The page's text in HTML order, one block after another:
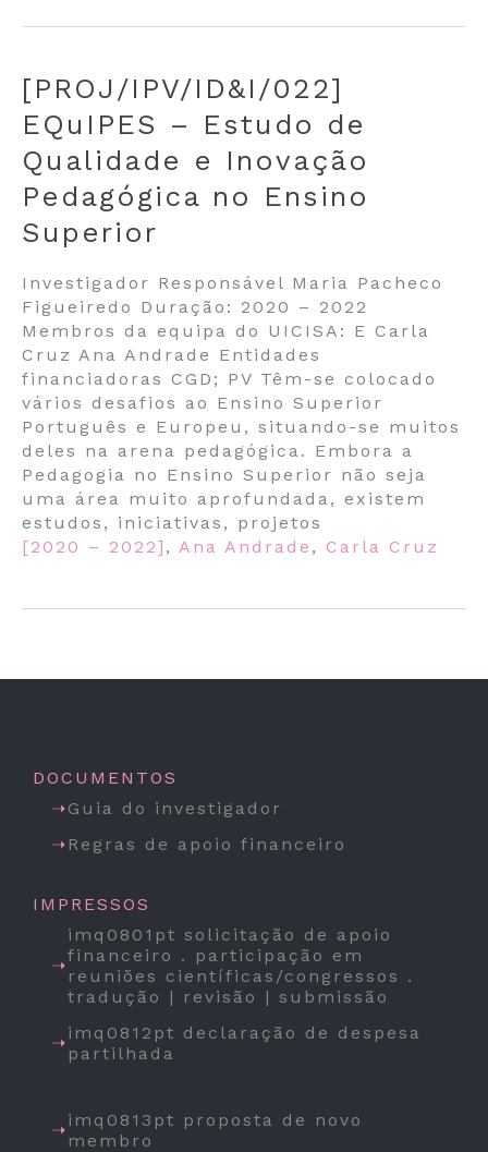
[PROJ/IPV/ID&I/022]
EQuIPES – Estudo de
Qualidade e Inovação
Pedagógica no Ensino
Superior
Investigador Responsável Maria Pacheco
Figueiredo Duração: 2020 – 2022
Membros da equipa do UICISA: E Carla
Cruz Ana Andrade Entidades
financiadoras CGD; PV Têm-se colocado
vários desafios ao Ensino Superior
Português e Europeu, situando-se muitos
deles na arena pedagógica. Embora a
Pedagogia no Ensino Superior não seja
uma área muito aprofundada, existem
estudos, iniciativas, projetos
[2020 – 2022] , Ana Andrade , Carla Cruz
DOCUMENTOS
Guia do investigador
Regras de apoio financeiro
IMPRESSOS
imq0801pt solicitação de apoio
financeiro . participação em
reuniões científicas/congressos .
tradução | revisão | submissão
imq0812pt declaração de despesa
partilhada
imq0813pt proposta de novo
membro